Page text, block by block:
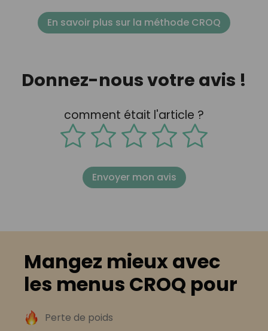
En savoir plus sur la méthode CROQ
Donnez-nous votre avis !
comment était l'article ?
Envoyer mon avis
Mangez mieux avec
les menus CROQ pour
Perte de poids